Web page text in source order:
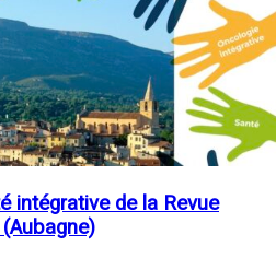
intégrative de la Revue